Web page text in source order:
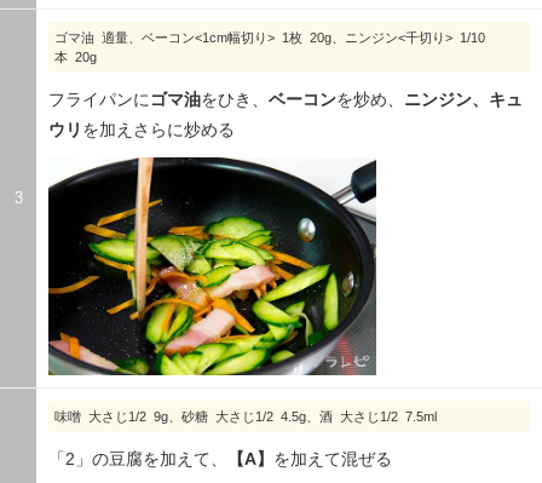
3
ゴマ油 適量、ベーコン<1cm幅切り> 1枚 20g、ニンジン<千切り> 1/10
本 20g
フライパンに ゴマ油をひき、 ベーコンを炒め、 ニンジン、キュ
ウリ を加えさらに炒める
味噌 大さじ1/2 9g、砂糖 大さじ1/2 4.5g、酒 大さじ1/2 7.5ml
「2」の豆腐を加えて、 【A】 を加えて混ぜる